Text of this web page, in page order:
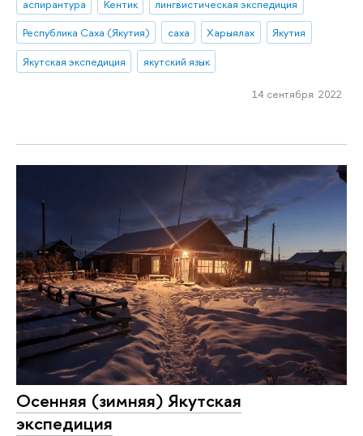
аспирантура
Кентик
лингвистическая экспедиция
Республика Саха (Якутия)
саха Харыялах
Якутия
Якутская экспедиция
якутский язык
14 сентября 2022
Осенняя (зимняя) Якутская
экспедиция